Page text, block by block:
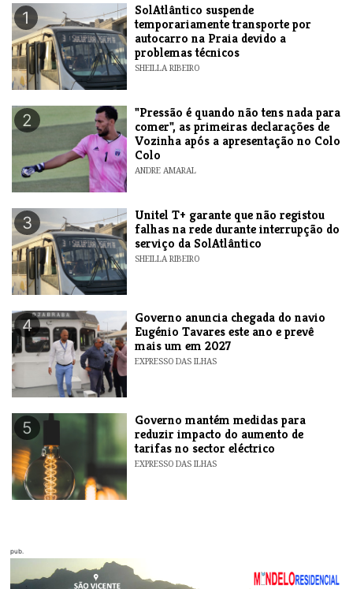
1
SolAtlântico suspende
temporariamente transporte por
autocarro na Praia devido a
problemas técnicos
SHEILLA RIBEIRO
2
"Pressão é quando não tens nada para
comer", as primeiras declarações de
Vozinha após a apresentação no Colo
Colo
ANDRE AMARAL
3
Unitel T+ garante que não registou
falhas na rede durante interrupção do
serviço da SolAtlântico
SHEILLA RIBEIRO
4
Governo anuncia chegada do navio
Eugénio Tavares este ano e prevê
mais um em 2027
EXPRESSO DAS ILHAS
5
Governo mantém medidas para
reduzir impacto do aumento de
tarifas no sector eléctrico
EXPRESSO DAS ILHAS
pub.